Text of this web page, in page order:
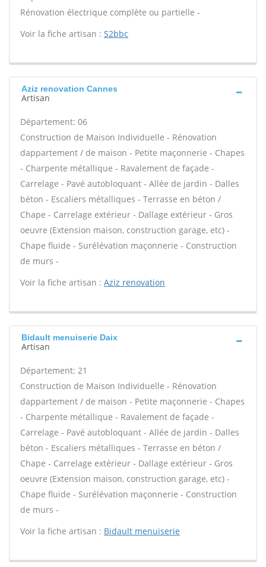
Rénovation électrique complète ou partielle -
Voir la fiche artisan : S2bbc
Aziz renovation Cannes
Artisan
Département: 06
Construction de Maison Individuelle - Rénovation
dappartement / de maison - Petite maçonnerie - Chapes
- Charpente métallique - Ravalement de façade -
Carrelage - Pavé autobloquant - Allée de jardin - Dalles
béton - Escaliers métalliques - Terrasse en béton /
Chape - Carrelage extérieur - Dallage extérieur - Gros
oeuvre (Extension maison, construction garage, etc) -
Chape fluide - Surélévation maçonnerie - Construction
de murs -
Voir la fiche artisan : Aziz renovation
Bidault menuiserie Daix
Artisan
Département: 21
Construction de Maison Individuelle - Rénovation
dappartement / de maison - Petite maçonnerie - Chapes
- Charpente métallique - Ravalement de façade -
Carrelage - Pavé autobloquant - Allée de jardin - Dalles
béton - Escaliers métalliques - Terrasse en béton /
Chape - Carrelage extérieur - Dallage extérieur - Gros
oeuvre (Extension maison, construction garage, etc) -
Chape fluide - Surélévation maçonnerie - Construction
de murs -
Voir la fiche artisan : Bidault menuiserie